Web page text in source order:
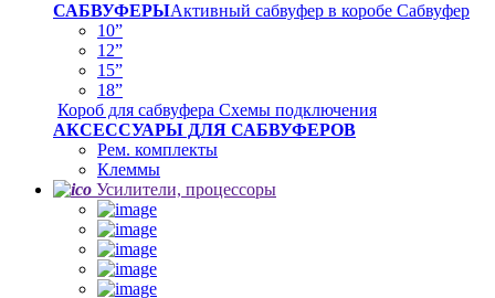
САБВУФЕРЫАктивный сабвуфер в коробе Сабвуфер
10”
12”
15”
18”
Короб для сабвуфера Схемы подключения
АКСЕССУАРЫ ДЛЯ САБВУФЕРОВ
Рем. комплекты
Клеммы
Усилители, процессоры